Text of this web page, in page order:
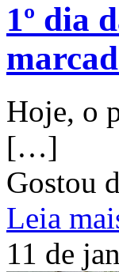
1º dia
Hoje, o
[…]
Gostou
Leia
11 de